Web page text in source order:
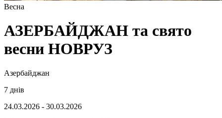
Весна
АЗЕРБАЙДЖАН та свято
весни НОВРУЗ
Азербайджан
7 днів
24.03.2026 - 30.03.2026